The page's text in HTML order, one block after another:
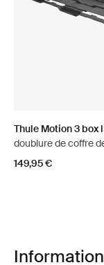
Thule Motion 3 box
doublure de coffre
149,95 €